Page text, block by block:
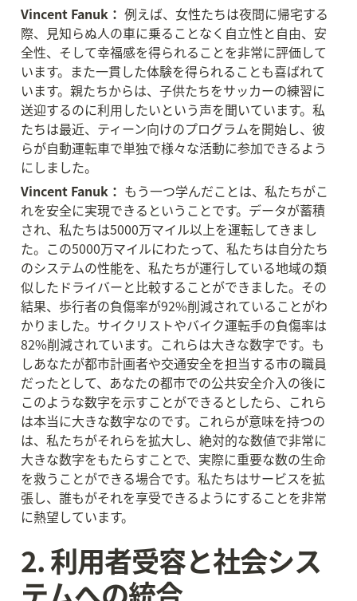
Vincent Fanuk： 例えば、女性たちは夜間に帰宅する
際、見知らぬ人の車に乗ることなく自立性と自由、安
全性、そして幸福感を得られることを非常に評価して
います。また一貫した体験を得られることも喜ばれて
います。親たちからは、子供たちをサッカーの練習に
送迎するのに利用したいという声を聞いています。私
たちは最近、ティーン向けのプログラムを開始し、彼
らが自動運転車で単独で様々な活動に参加できるよう
にしました。
Vincent Fanuk： もう一つ学んだことは、私たちがこ
れを安全に実現できるということです。データが蓄積
され、私たちは5000万マイル以上を運転してきまし
た。この5000万マイルにわたって、私たちは自分たち
のシステムの性能を、私たちが運行している地域の類
似したドライバーと比較することができました。その
結果、歩行者の負傷率が92%削減されていることがわ
かりました。サイクリストやバイク運転手の負傷率は
82%削減されています。これらは大きな数字です。も
しあなたが都市計画者や交通安全を担当する市の職員
だったとして、あなたの都市での公共安全介入の後に
このような数字を示すことができるとしたら、これら
は本当に大きな数字なのです。これらが意味を持つの
は、私たちがそれらを拡大し、絶対的な数値で非常に
大きな数字をもたらすことで、実際に重要な数の生命
を救うことができる場合です。私たちはサービスを拡
張し、誰もがそれを享受できるようにすることを非常
に熱望しています。
2. 利用者受容と社会シス